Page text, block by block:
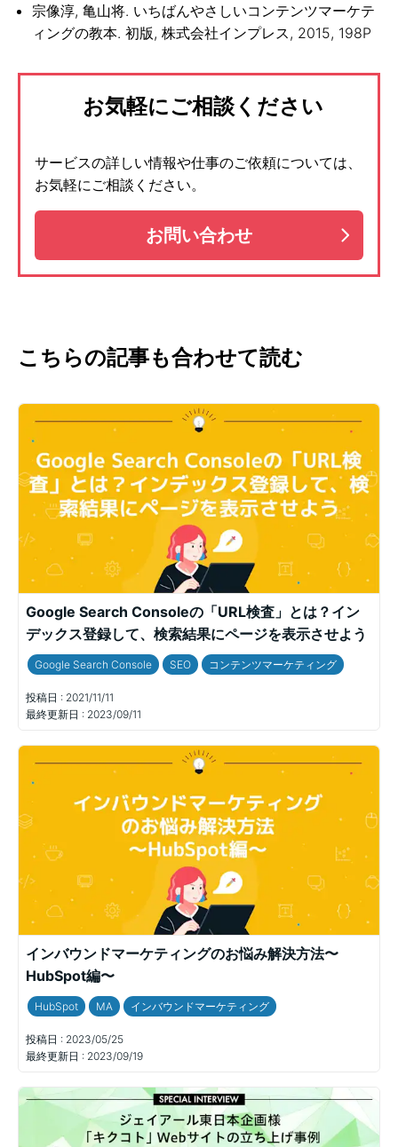
宗像淳, 亀山将. いちばんやさしいコンテンツマーケテ
ィングの教本. 初版, 株式会社インプレス, 2015, 198P
お気軽にご相談ください
サービスの詳しい情報や仕事のご依頼については、
お気軽にご相談ください。
お問い合わせ
こちらの記事も合わせて読む
Google Search Consoleの「URL検査」とは？イン
デックス登録して、検索結果にページを表示させよう
Google Search Console SEO コンテンツマーケティング
投稿日 : 2021/11/11
最終更新日 : 2023/09/11
インバウンドマーケティングのお悩み解決方法〜
HubSpot編〜
HubSpot MA インバウンドマーケティング
投稿日 : 2023/05/25
最終更新日 : 2023/09/19